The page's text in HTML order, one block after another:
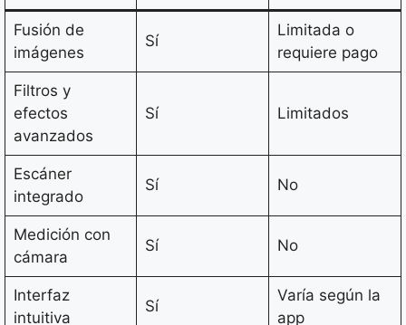
Fusión de
imágenes
Sí
Limitada o
requiere pago
Filtros y
efectos
avanzados
Sí Limitados
Escáner
integrado
Sí No
Medición con
cámara
Sí No
Interfaz
intuitiva
Sí
Varía según la
app